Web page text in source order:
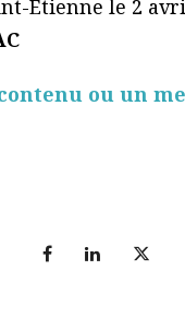
Étienne le 2
ou un